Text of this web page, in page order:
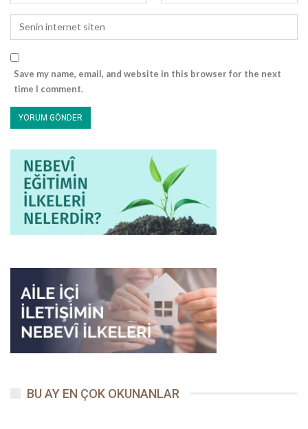
Save my name, email, and website in this browser for the next
time I comment.
BU AY EN ÇOK OKUNANLAR